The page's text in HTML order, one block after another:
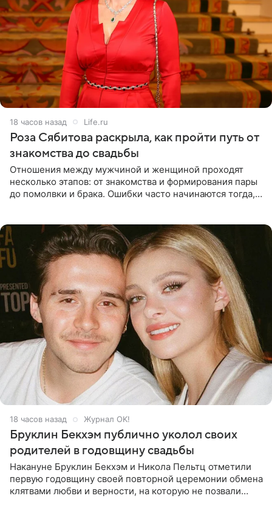
18 часов назад Life.ru
Роза Сябитова раскрыла, как пройти путь от
знакомства до свадьбы
Отношения между мужчиной и женщиной проходят
несколько этапов: от знакомства и формирования пары
до помолвки и брака. Ошибки часто начинаются тогда,
18 часов назад Журнал OK!
Бруклин Бекхэм публично уколол своих
родителей в годовщину свадьбы
Накануне Бруклин Бекхэм и Никола Пельтц отметили
первую годовщину своей повторной церемонии обмена
клятвами любви и верности, на которую не позвали